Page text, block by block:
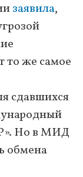
заявила,
то же самое
сдавшихся
Но в МИД
обмена